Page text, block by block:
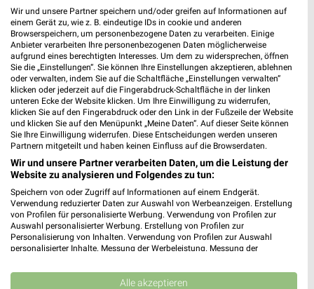
OBI Euskirchen
Eifelring 38-42
53879 Euskirchen
Heute geschlossen
501,61 km • Angebote: 1 Prospekt
OBI Bonn-Nord
Bornheimer Str. 166
53119 Bonn
Heute
geschlossen
479,12 km • Angebote: 1 Prospekt
Fassbender Tenten Bonn
53119 Bonn
Wir und unsere Partner speichern und/oder greifen auf Informationen auf
einem Gerät zu, wie z. B. eindeutige IDs in cookie und anderen
Browserspeichern, um personenbezogene Daten zu verarbeiten. Einige
Anbieter verarbeiten Ihre personenbezogenen Daten möglicherweise
aufgrund eines berechtigten Interesses. Um dem zu widersprechen, öffnen
Sie die „Einstellungen“. Sie können Ihre Einstellungen akzeptieren, ablehnen
oder verwalten, indem Sie auf die Schaltfläche „Einstellungen verwalten“
klicken oder jederzeit auf die Fingerabdruck-Schaltfläche in der linken
unteren Ecke der Website klicken. Um Ihre Einwilligung zu widerrufen,
klicken Sie auf den Fingerabdruck oder den Link in der Fußzeile der Website
und klicken Sie auf den Menüpunkt „Meine Daten“. Auf dieser Seite können
Sie Ihre Einwilligung widerrufen. Diese Entscheidungen werden unseren
Partnern mitgeteilt und haben keinen Einfluss auf die Browserdaten.
Wir und unsere Partner verarbeiten Daten, um die Leistung der
Website zu analysieren und Folgendes zu tun:
Speichern von oder Zugriff auf Informationen auf einem Endgerät.
Verwendung reduzierter Daten zur Auswahl von Werbeanzeigen. Erstellung
von Profilen für personalisierte Werbung. Verwendung von Profilen zur
Auswahl personalisierter Werbung. Erstellung von Profilen zur
Personalisierung von Inhalten. Verwendung von Profilen zur Auswahl
personalisierter Inhalte. Messung der Werbeleistung. Messung der
Kombinationen von Daten aus verschiedenen Quellen. Entwicklung und
Verbesserung der Angebote. Verwendung reduzierter Daten zur Auswahl
Alle akzeptieren